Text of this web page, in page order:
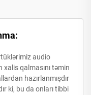
audio
xalis qalmasını təmin
hazırlanmışdır
ki, bu da onları tibbi